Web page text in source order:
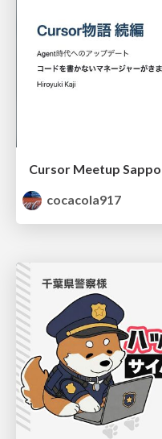
Cursor Meetup
cocacola917